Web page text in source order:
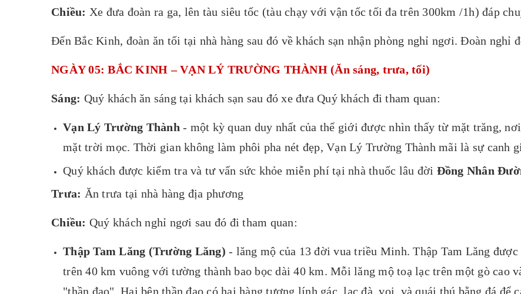
Chiều: Xe đưa đoàn ra ga, lên tàu siêu tốc (tàu chạy với vận tốc tối đa trên 300km /1h) đáp
Đến Bắc Kinh, đoàn ăn tối tại nhà hàng sau đó về khách sạn nhận phòng nghỉ ngơi. Đoàn nghỉ
NGÀY 05: BẮC KINH – VẠN LÝ TRƯỜNG THÀNH (Ăn sáng, trưa, tối)
Sáng: Quý khách ăn sáng tại khách sạn sau đó xe đưa Quý khách đi tham quan:
Vạn Lý Trường Thành - một kỳ quan duy nhất của thế giới được nhìn thấy từ mặt trăng,
mặt trời mọc. Thời gian không làm phôi pha nét đẹp, Vạn Lý Trường Thành mãi là sự canh
Quý khách được kiểm tra và tư vấn sức khỏe miễn phí tại nhà thuốc lâu đời Đồng Nhân
Trưa: Ăn trưa tại nhà hàng địa phương
Chiều: Quý khách nghỉ ngơi sau đó đi tham quan:
Thập Tam Lăng (Trường Lăng) - lăng mộ của 13 đời vua triều Minh. Thập Tam Lăng
trên 40 km vuông với tường thành bao bọc dài 40 km. Mỗi lăng mộ toạ lạc trên một gò cao
"thần đạo". Hai bên thần đạo có hai hàng tượng lính gác, lạc đà, voi, và quái thú bằng đá để